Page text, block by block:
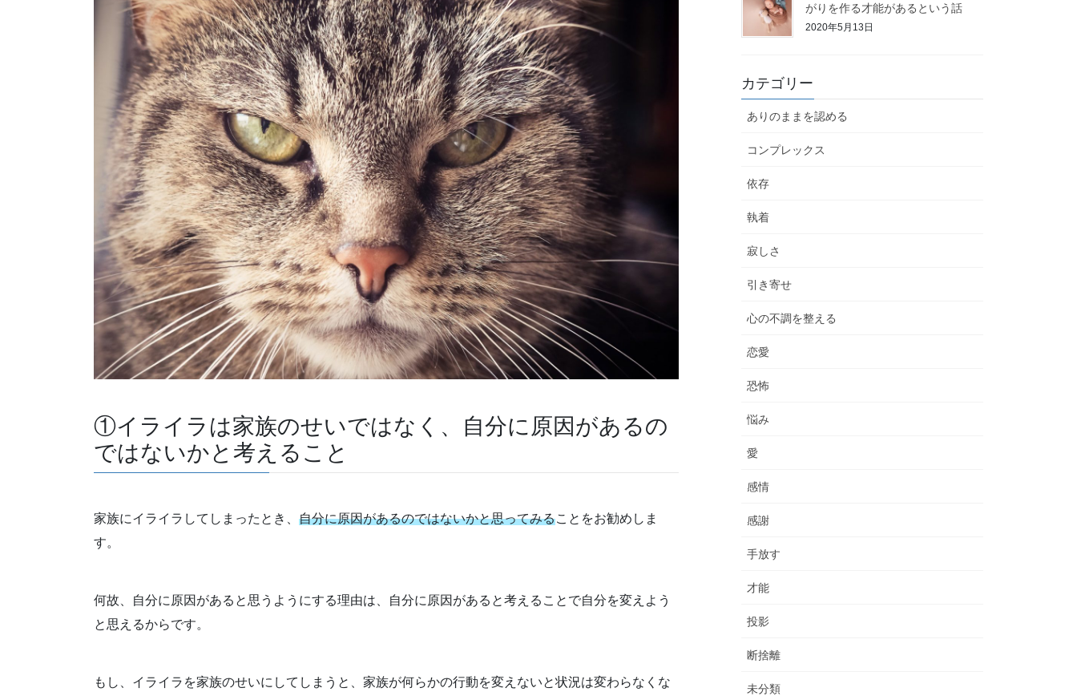
①イライラは家族のせいではなく、自分に原因があるの
ではないかと考えること
家族にイライラしてしまったとき、 自分に原因があるのではないかと思ってみることをお勧めしま
す。
何故、自分に原因があると思うようにする理由は、自分に原因があると考えることで自分を変えよう
と思えるからです。
もし、イライラを家族のせいにしてしまうと、家族が何らかの行動を変えないと状況は変わらなくな
がりを作る才能があるという話
2020年5月13日
カテゴリー
ありのままを認める
コンプレックス
依存
執着
寂しさ
引き寄せ
心の不調を整える
恋愛
恐怖
悩み
愛
感情
感謝
手放す
才能
投影
断捨離
未分類